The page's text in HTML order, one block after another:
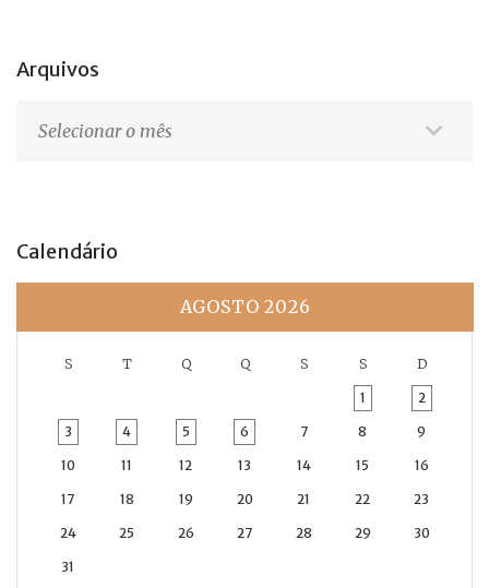
Arquivos
Calendário
AGOSTO 2026
S T Q Q S S D
1 2
3 4 5 6 7 8 9
10 11 12 13 14 15 16
17 18 19 20 21 22 23
24 25 26 27 28 29 30
31